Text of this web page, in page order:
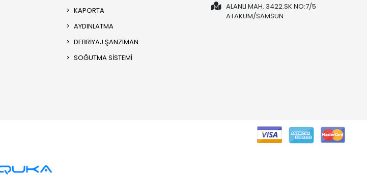
KAPORTA
AYDINLATMA
DEBRİYAJ ŞANZIMAN
SOĞUTMA SİSTEMİ
ALANLI MAH. 3422.SK NO:7/5
ATAKUM/SAMSUN